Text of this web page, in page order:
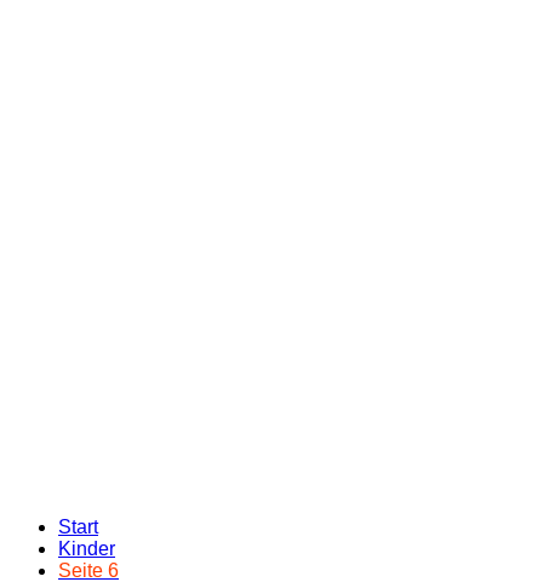
Start
Kinder
Seite 6